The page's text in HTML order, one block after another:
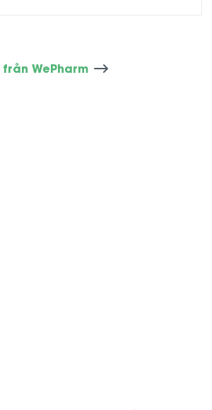
WePharm